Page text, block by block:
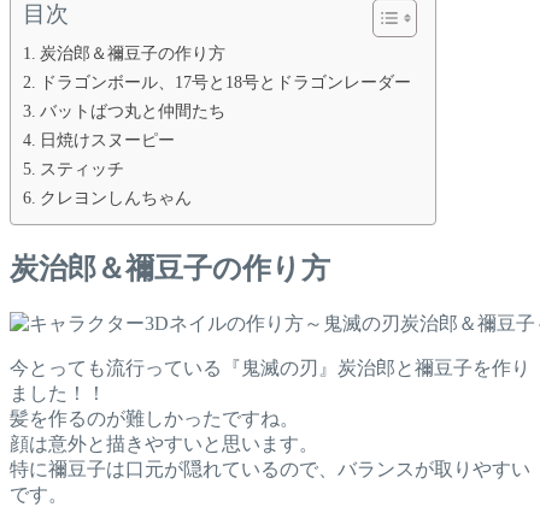
目次
炭治郎＆禰豆子の作り方
ドラゴンボール、17号と18号とドラゴンレーダー
バットばつ丸と仲間たち
日焼けスヌーピー
スティッチ
クレヨンしんちゃん
炭治郎＆禰豆子の作り方
今とっても流行っている『鬼滅の刃』炭治郎と禰豆子を作り
ました！！
髪を作るのが難しかったですね。
顔は意外と描きやすいと思います。
特に禰豆子は口元が隠れているので、バランスが取りやすい
です。